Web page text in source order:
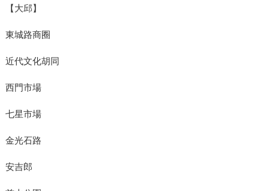
【大邱】
東城路商圈
近代文化胡同
西門市場
七星市場
金光石路
安吉郎